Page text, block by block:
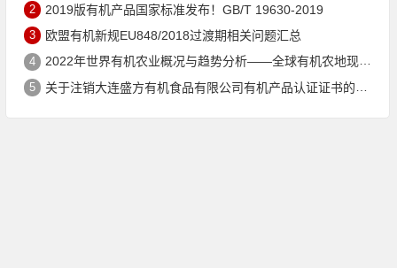
2 2019版有机产品国家标准发布！GB/T 19630-2019
3 欧盟有机新规EU848/2018过渡期相关问题汇总
4 2022年世界有机农业概况与趋势分析——全球有机农地现状与有机食品（含饮料）市场
5 关于注销大连盛方有机食品有限公司有机产品认证证书的公告